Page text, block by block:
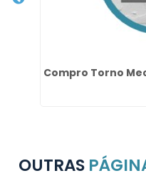
Compro Torno
OUTRAS